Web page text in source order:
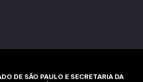
DE SÃO PAULO E SECRETARIA DA